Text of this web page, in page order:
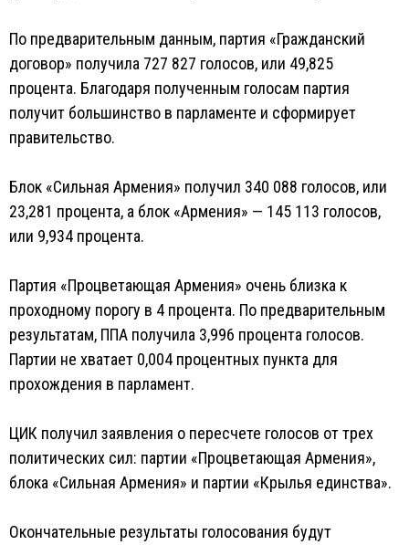
По предварительным данным, партия «Гражданский
договор» получила 727 827 голосов, или 49,825
процента. Благодаря полученным голосам партия
получит большинство в парламенте и сформирует
правительство.
Блок «Сильная Армения» получил 340 088 голосов, или
23,281 процента, а блок «Армения» — 145 113 голосов,
или 9,934 процента.
Партия «Процветающая Армения» очень близка к
проходному порогу в 4 процента. По предварительным
результатам, ППА получила 3,996 процента голосов.
Партии не хватает 0,004 процентных пункта для
прохождения в парламент.
ЦИК получил заявления о пересчете голосов от трех
политических сил: партии «Процветающая Армения»,
блока «Сильная Армения» и партии «Крылья единства».
Окончательные результаты голосования будут